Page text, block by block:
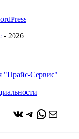
- 2026
"Прайс-Сервис"
ВКонтакте
Telegram
WhatsApp
Почта